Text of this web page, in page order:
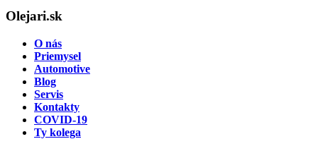
Olejari.sk
O nás
Priemysel
Automotive
Blog
Servis
Kontakty
COVID-19
Ty kolega